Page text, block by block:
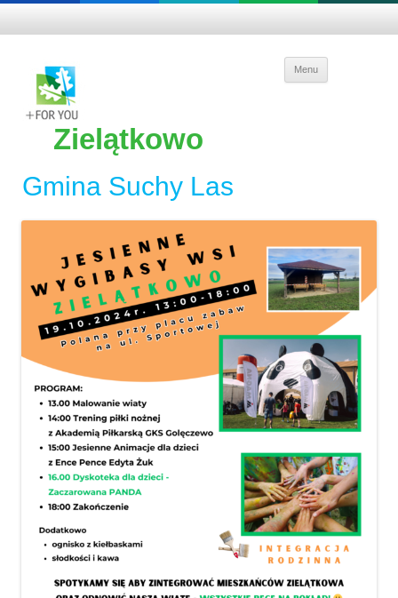
Zielątkowo
Gmina Suchy Las
Menu